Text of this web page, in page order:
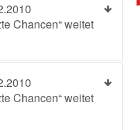
Chancen“ weitet
Chancen“ weitet